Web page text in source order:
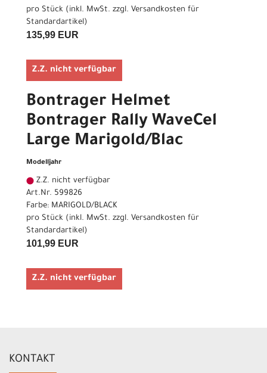
pro Stück (inkl. MwSt. zzgl. Versandkosten für
Standardartikel)
135,99 EUR
Z.Z. nicht verfügbar
Bontrager Helmet
Bontrager Rally WaveCel
Large Marigold/Blac
Modelljahr
Z.Z. nicht verfügbar
Art.Nr. 599826
Farbe: MARIGOLD/BLACK
pro Stück (inkl. MwSt. zzgl. Versandkosten für
Standardartikel)
101,99 EUR
Z.Z. nicht verfügbar
KONTAKT